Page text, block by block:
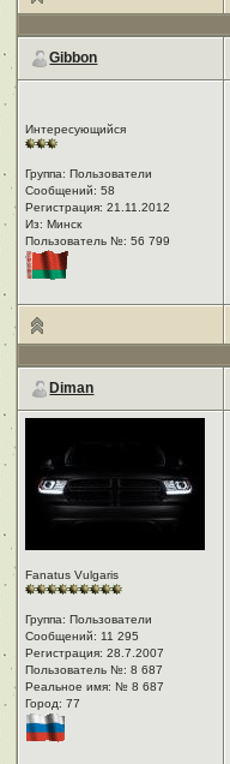
Gibbon
Интересующийся
Группа: Пользователи
Сообщений: 58
Регистрация: 21.11.2012
Из: Минск
Пользователь №: 56 799
Diman
Fanatus Vulgaris
Группа: Пользователи
Сообщений: 11 295
Регистрация: 28.7.2007
Пользователь №: 8 687
Реальное имя: № 8 687
Город: 77